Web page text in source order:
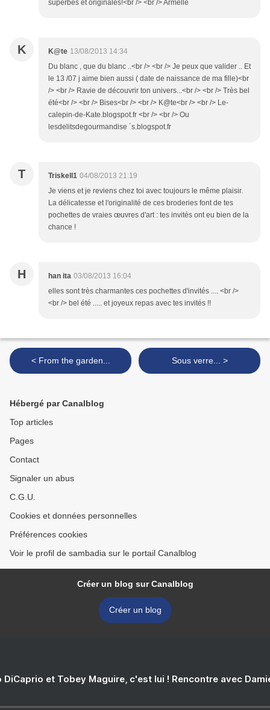
superbes et originales!<br /> <br /> Armelle
K K@te 13/08/2013 14:34
Du blanc , que du blanc ..<br /> <br /> Je peux que valider .. Et
le 13 /07 j aime bien aussi ( date de naissance de ma fille)<br
/> <br /> Ravie de découvrir ton univers...<br /> <br /> Très bel
été<br /> <br /> Bises<br /> <br /> K@te<br /> <br /> Le-
calepin-de-Kate.blogspot.fr <br /> <br /> Ou
lesdelitsdegourmandise ´s.blogspot.fr
T Triskell1 04/08/2013 21:19
Je viens et je reviens chez toi avec toujours le même plaisir.
La délicatesse et l'originalité de ces broderies font de tes
pochettes de vraies œuvres d'art : tes invités ont eu bien de la
chance !
H han ita 03/08/2013 16:04
elles sont très charmantes ces pochettes d'invités .... <br />
<br /> bel été ..... et joyeux repas avec tes invités !!
< From the garden... Sous verre... >
Hébergé par Canalblog
Top articles
Pages
Contact
Signaler un abus
C.G.U.
Cookies et données personnelles
Préférences cookies
Voir le profil de sambadia sur le portail Canalblog
Créer un blog sur Canalblog
Créer un blog
DiCaprio et Tobey Maguire, c'est lui ! Rencontre avec